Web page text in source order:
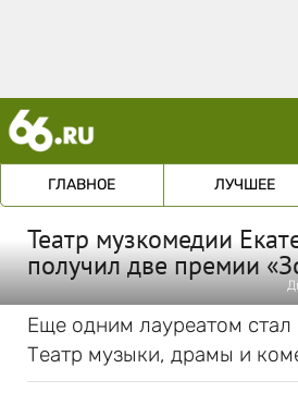
ГЛАВНОЕ ЛУЧШЕЕ
Театр музкомедии
получил две премии
Еще одним лауреатом стал
Театр музыки, драмы и